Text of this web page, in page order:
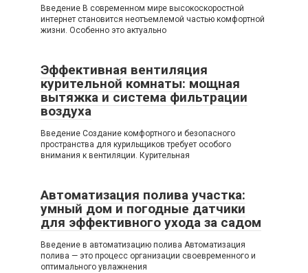
Введение В современном мире высокоскоростной
интернет становится неотъемлемой частью комфортной
жизни. Особенно это актуально
Эффективная вентиляция
курительной комнаты: мощная
вытяжка и система фильтрации
воздуха
Введение Создание комфортного и безопасного
пространства для курильщиков требует особого
внимания к вентиляции. Курительная
Автоматизация полива участка:
умный дом и погодные датчики
для эффективного ухода за садом
Введение в автоматизацию полива Автоматизация
полива — это процесс организации своевременного и
оптимального увлажнения